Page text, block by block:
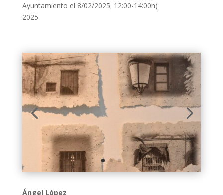
Ayuntamiento el 8/02/2025, 12:00-14:00h)
2025
Ángel López